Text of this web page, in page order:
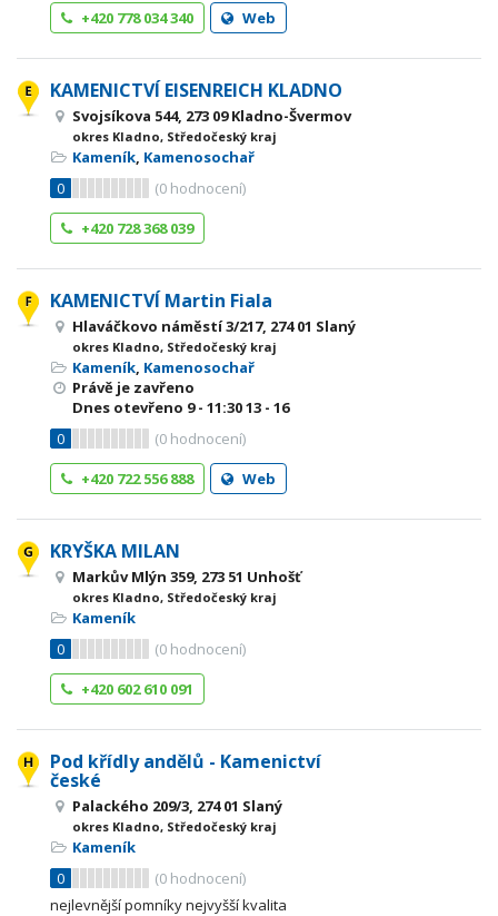
+420 778 034 340
Web
KAMENICTVÍ EISENREICH KLADNO
Svojsíkova 544, 273 09 Kladno-Švermov
okres Kladno, Středočeský kraj
Kameník, Kamenosochař
0
(0 hodnocení)
+420 728 368 039
KAMENICTVÍ Martin Fiala
Hlaváčkovo náměstí 3/217, 274 01 Slaný
okres Kladno, Středočeský kraj
Kameník, Kamenosochař
Právě je zavřeno
Dnes otevřeno 9 - 11:3013 - 16
0
(0 hodnocení)
+420 722 556 888
Web
KRYŠKA MILAN
Markův Mlýn 359, 273 51 Unhošť
okres Kladno, Středočeský kraj
Kameník
0
(0 hodnocení)
+420 602 610 091
Pod křídly andělů - Kamenictví
české
Palackého 209/3, 274 01 Slaný
okres Kladno, Středočeský kraj
Kameník
0
(0 hodnocení)
nejlevnější pomníky nejvyšší kvalita